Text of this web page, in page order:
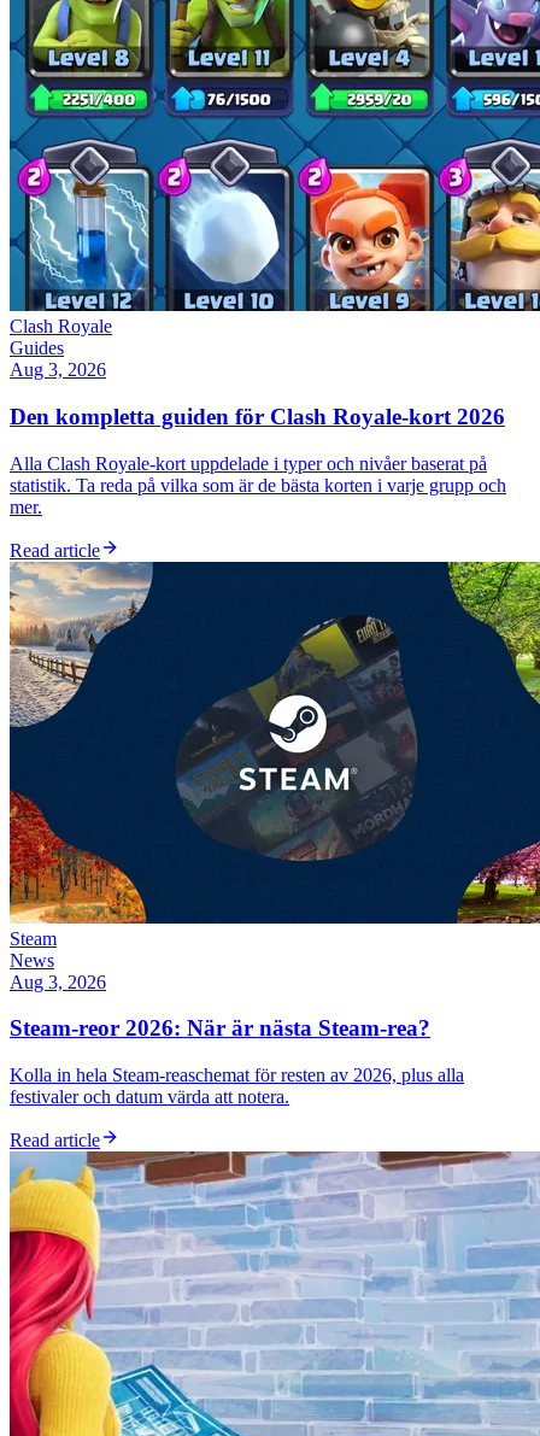
Clash Royale
Guides
Aug 3, 2026
Den kompletta guiden för Clash Royale-kort 2026
Alla Clash Royale-kort uppdelade i typer och nivåer baserat på
statistik. Ta reda på vilka som är de bästa korten i varje grupp och
mer.
Read article
Steam
News
Aug 3, 2026
Steam-reor 2026: När är nästa Steam-rea?
Kolla in hela Steam-reaschemat för resten av 2026, plus alla
festivaler och datum värda att notera.
Read article